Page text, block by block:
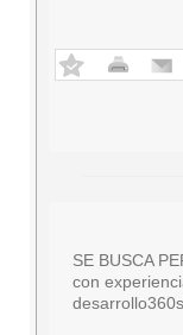
SE BUSCA
con